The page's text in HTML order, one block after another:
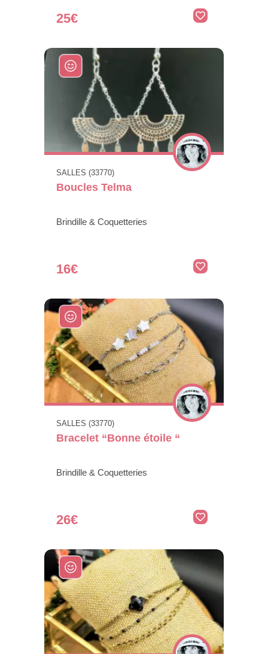
25€
SALLES (33770)
Boucles Telma
Brindille & Coquetteries
16€
SALLES (33770)
Bracelet “Bonne étoile “
Brindille & Coquetteries
26€